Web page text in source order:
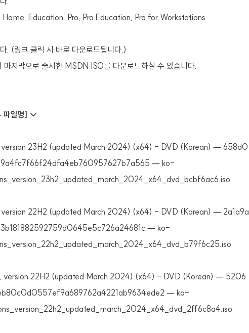
Education, Pro, Pro Education, Pro for Workstations
. (링크 클릭 시 바로 다운로드됩니다.)
마지막으로 출시한 MSDN ISO를 다운로드하실 수 있습니다.
일명] ↓
version 23H2 (updated March 2024) (x64) - DVD (Korean) — 658d0
— ko-
version 22H2 (updated March 2024) (x64) - DVD (Korean) — 2a1a9a
— ko-
version 22H2 (updated March 2024) (x64) - DVD (Korean) — 5206
— ko-